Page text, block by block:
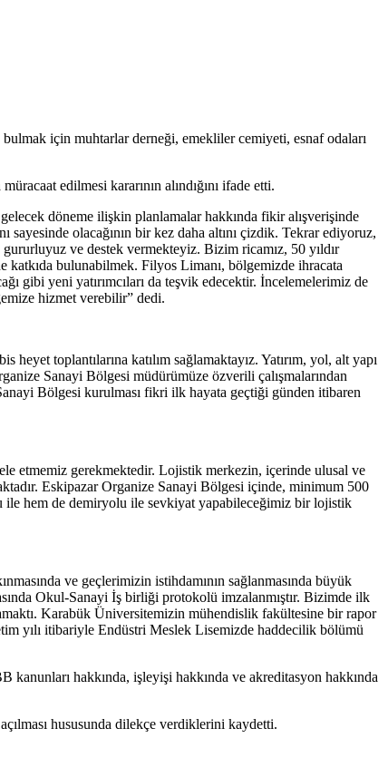
için muhtarlar derneği, emekliler cemiyeti, esnaf odaları
edilmesi kararının alındığını ifade etti.
döneme ilişkin planlamalar hakkında fikir alışverişinde
olacağının bir kez daha altını çizdik. Tekrar ediyoruz,
ve destek vermekteyiz. Bizim ricamız, 50 yıldır
katkıda bulunabilmek. Filyos Limanı, bölgemizde ihracata
gibi yeni yatırımcıları da teşvik edecektir. İncelemelerimiz de
hizmet verebilir” dedi.
toplantılarına katılım sağlamaktayız. Yatırım, yol, alt yapı
Sanayi Bölgesi müdürümüze özverili çalışmalarından
Bölgesi kurulması fikri ilk hayata geçtiği günden itibaren
etmemiz gerekmektedir. Lojistik merkezin, içerinde ulusal ve
Eskipazar Organize Sanayi Bölgesi içinde, minimum 500
ile hem de demiryolu ile sevkiyat yapabileceğimiz bir lojistik
ve geçlerimizin istihdamının sağlanmasında büyük
Okul-Sanayi İş birliği protokolü imzalanmıştır. Bizimde ilk
Karabük Üniversitemizin mühendislik fakültesine bir rapor
yılı itibariyle Endüstri Meslek Lisemizde haddecilik bölümü
hakkında, işleyişi hakkında ve akreditasyon hakkında
hususunda dilekçe verdiklerini kaydetti.